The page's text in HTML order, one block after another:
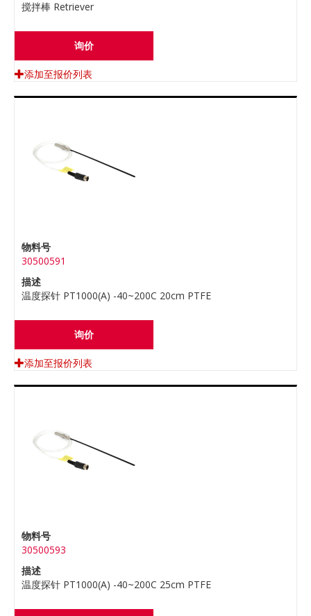
搅拌棒 Retriever
询价
添加至报价列表
物料号
30500591
描述
温度探针 PT1000(A) -40~200C 20cm PTFE
询价
添加至报价列表
物料号
30500593
描述
温度探针 PT1000(A) -40~200C 25cm PTFE